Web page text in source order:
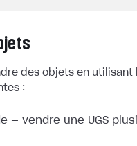
des objets en utilisant
:
— vendre une UGS